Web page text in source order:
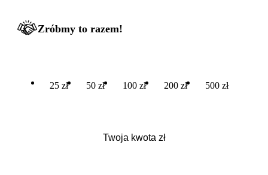
Zróbmy to razem!
25 zł 50 zł 100 zł 200 zł 500 zł